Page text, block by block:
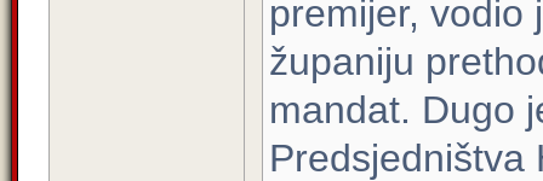
premijer, vodio
županiju
mandat. Dugo
Predsjedništva